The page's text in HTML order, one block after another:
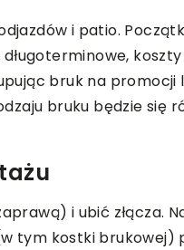
i patio.
bruk na promocji
bruku będzie się
i ubić złącza.
tym kostki brukowej)